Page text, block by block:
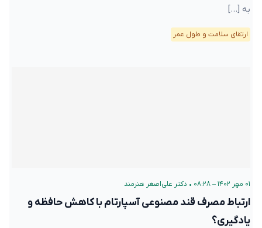
به […]
ارتقای سلامت و طول عمر
۰۱ مهر ۱۴۰۲ – ۰۸:۲۸ • دکتر علی‌اصغر هنرمند
ارتباط مصرف قند مصنوعی آسپارتام با کاهش حافظه و
یادگیری؟